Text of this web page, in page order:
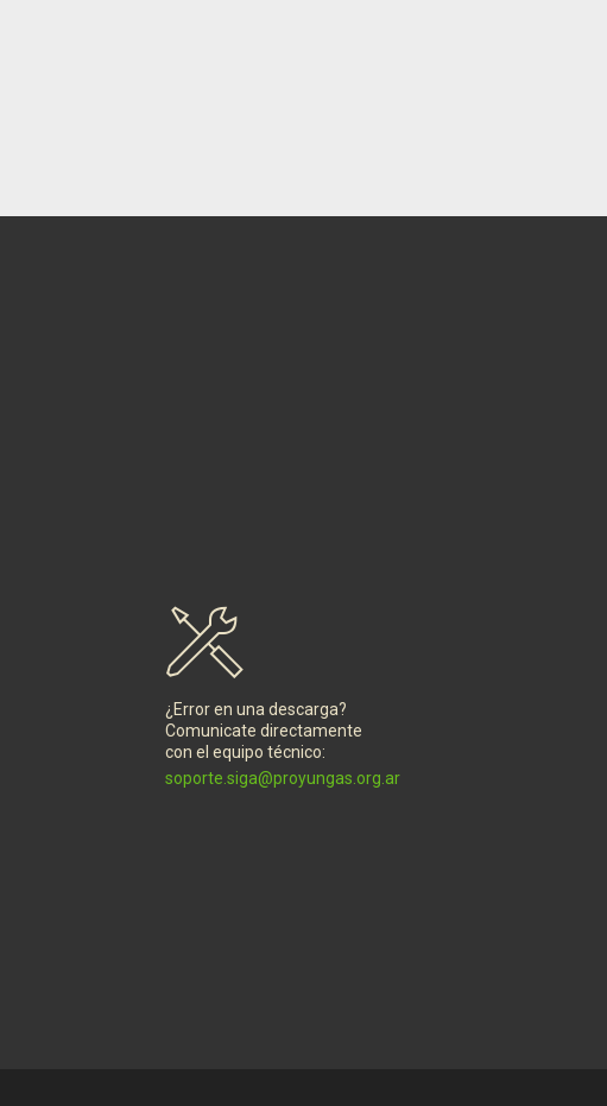
¿Error en una descarga?
Comunicate directamente
con el equipo técnico:
soporte.siga@proyungas.org.ar